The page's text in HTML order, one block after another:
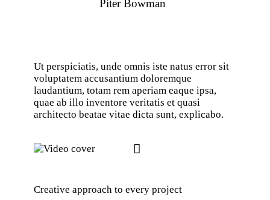
Piter Bowman
Ut perspiciatis, unde omnis iste natus error sit
voluptatem accusantium doloremque
laudantium, totam rem aperiam eaque ipsa,
quae ab illo inventore veritatis et quasi
architecto beatae vitae dicta sunt, explicabo.
Creative approach to every project